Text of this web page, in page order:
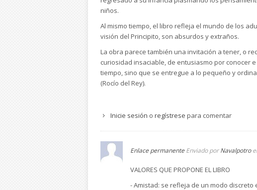
niños.
Al mismo tiempo, el libro refleja el mundo de los
visión del Principito, son absurdos y extraños.
La obra parece también una invitación a tener, o
curiosidad insaciable, de entusiasmo por conocer
tiempo, sino que se entregue a lo pequeño y
(Rocío del Rey).
Inicie sesión o regístrese para comentar
Enlace permanente Enviado porNavalpotro
VALORES QUE PROPONE EL LIBRO
- Amistad: se refleja de un modo